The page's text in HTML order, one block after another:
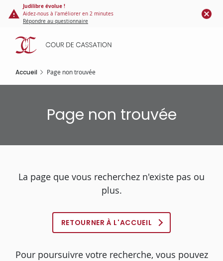
Panneau de gestion des cookies
contenu
principal
Judilibre évolue !
Aidez-nous à l'améliorer en 2 minutes
Répondre au questionnaire
Accueil Page non trouvée
Page non trouvée
La page que vous recherchez n'existe pas ou
plus.
RETOURNER À L'ACCUEIL
Pour poursuivre votre recherche, vous pouvez